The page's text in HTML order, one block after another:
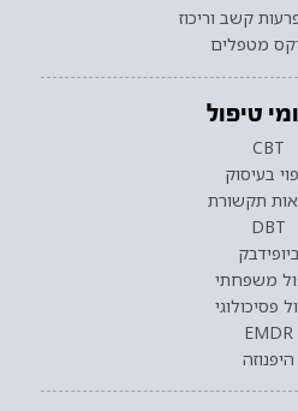
קשב וריכוז
מטפלים
טיפול
CBT
בעיסוק
תקשורת
DBT
ביופידבק
משפחתי
פסיכולוגי
EMDR
היפנוזה